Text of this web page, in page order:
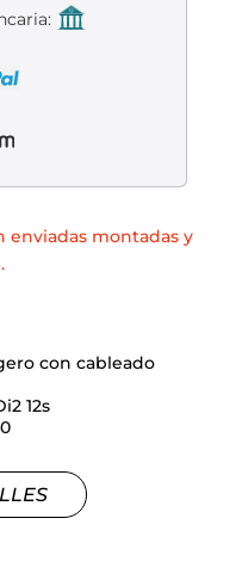
enviadas montadas y
con cableado
12s